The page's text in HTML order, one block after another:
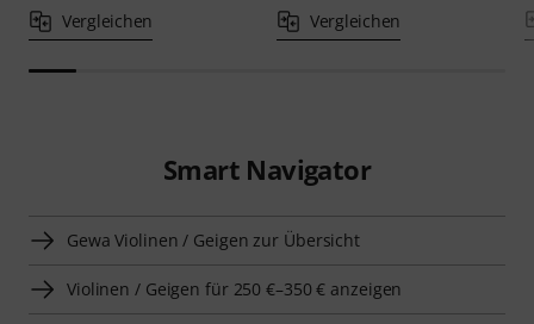
Vergleichen Vergleichen
Smart Navigator
Gewa Violinen / Geigen zur Übersicht
Violinen / Geigen für 250 €–350 € anzeigen